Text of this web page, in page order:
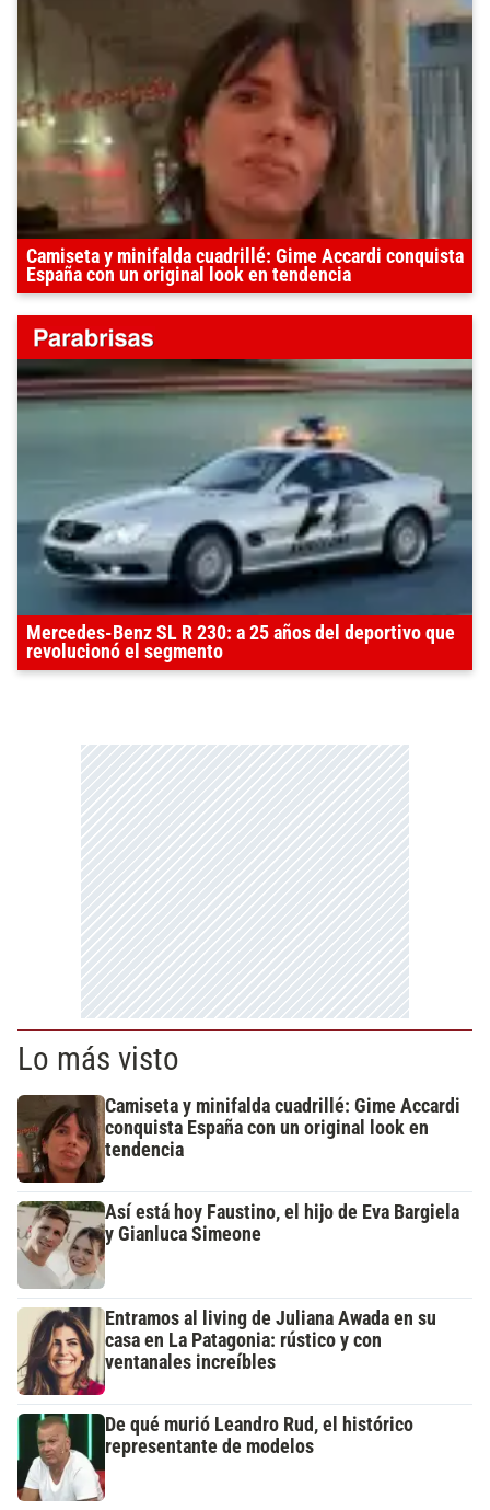
Camiseta y minifalda cuadrillé: Gime Accardi conquista
España con un original look en tendencia
Mercedes-Benz SL R 230: a 25 años del deportivo que
revolucionó el segmento
Lo más visto
Camiseta y minifalda cuadrillé: Gime Accardi
conquista España con un original look en
tendencia
Así está hoy Faustino, el hijo de Eva Bargiela
y Gianluca Simeone
Entramos al living de Juliana Awada en su
casa en La Patagonia: rústico y con
ventanales increíbles
De qué murió Leandro Rud, el histórico
representante de modelos